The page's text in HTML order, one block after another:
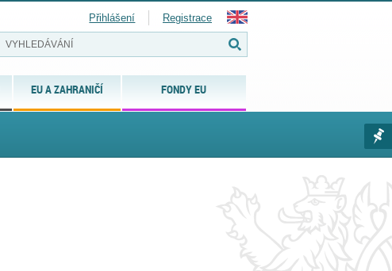
EU A ZAHRANIČÍ FONDY EU
Přihlášení Registrace